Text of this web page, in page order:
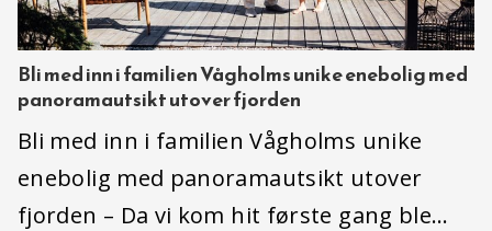
Bli med inn i familien Vågholms unike enebolig med
panoramautsikt utover fjorden
Bli med inn i familien Vågholms unike
enebolig med panoramautsikt utover
fjorden – Da vi kom hit første gang ble…